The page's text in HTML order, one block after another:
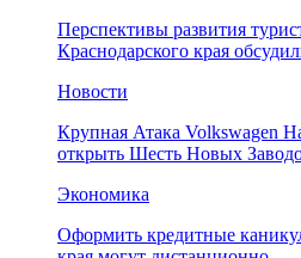
Перспективы развития
Краснодарского края
Новости
Крупная Атака Volkswagen
открыть Шесть Новых
Экономика
Оформить кредитные